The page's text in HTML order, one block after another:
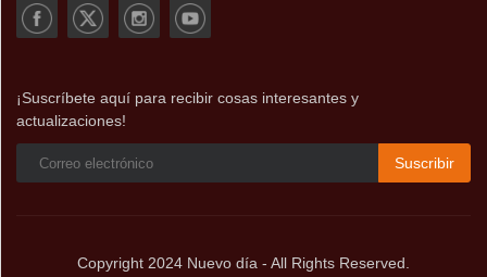
¡Suscríbete aquí para recibir cosas interesantes y
actualizaciones!
Suscribir
Copyright 2024 Nuevo día - All Rights Reserved.